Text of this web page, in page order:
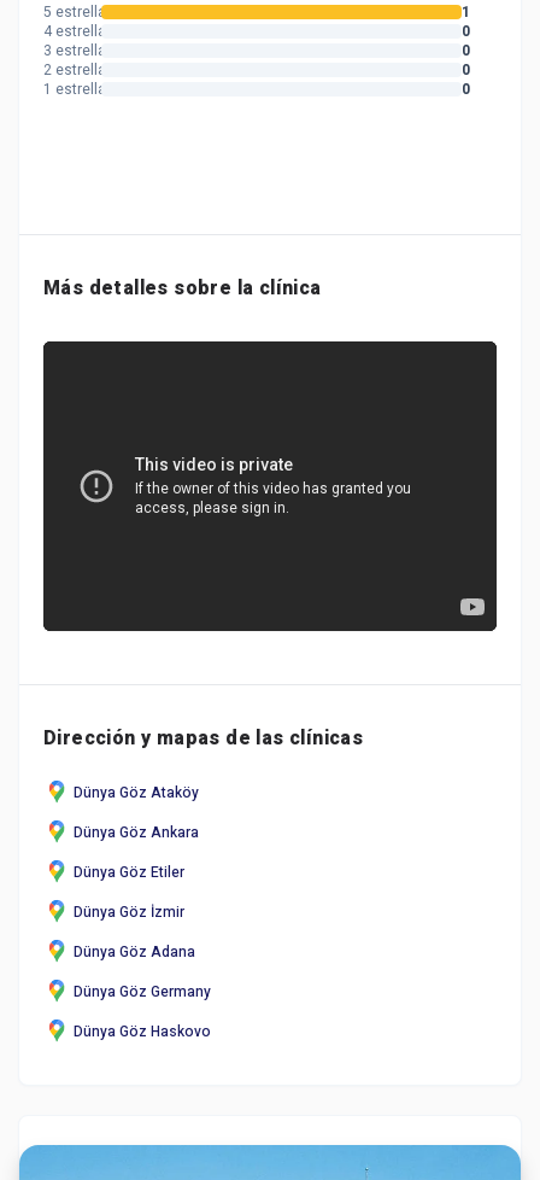
5 estrellas
1
4 estrellas
0
3 estrellas
0
2 estrellas
0
1 estrella
0
Más detalles sobre la clínica
Dirección y mapas de las clínicas
Dünya Göz Ataköy
Dünya Göz Ankara
Dünya Göz Etiler
Dünya Göz İzmir
Dünya Göz Adana
Dünya Göz Germany
Dünya Göz Haskovo